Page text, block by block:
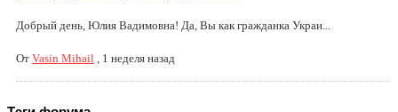
Добрый день, Юлия Вадимовна! Да, Вы как гражданка Украи...
От Vasin Mihail 1 неделя назад